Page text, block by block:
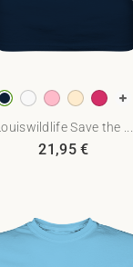
Save the ...
21,95€